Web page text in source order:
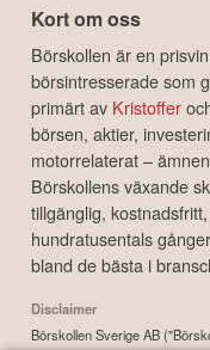
Kort om oss
Börskollen är en
börsintresserade som
primärt av Kristoffer
börsen, aktier,
motorrelaterat –
Börskollens växande
tillgänglig,
hundratusentals
bland de bästa i
Disclaimer
Börskollen Sverige AB